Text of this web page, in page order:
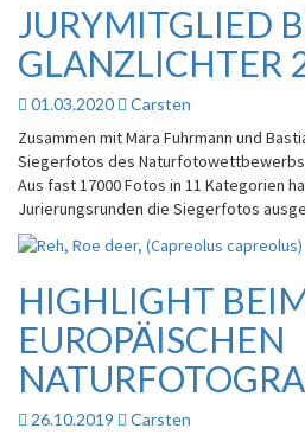
JURYMITGLIED
BEI
GLANZLICHTER
JURYMITGLIED
GLANZLICHTER
01.03.2020 Carsten
Zusammen mit Mara Fuhrmann und
Siegerfotos des Naturfotowettbewerbs
Aus fast 17000 Fotos in 11 Kategorien
Jurierungsrunden die Siegerfotos
HIGHLIGHT
BEIM
EUROPÄISCHEN
NATURFOTOGRAF
2019
HIGHLIGHT
EUROPÄISCHEN
26.10.2019 Carsten